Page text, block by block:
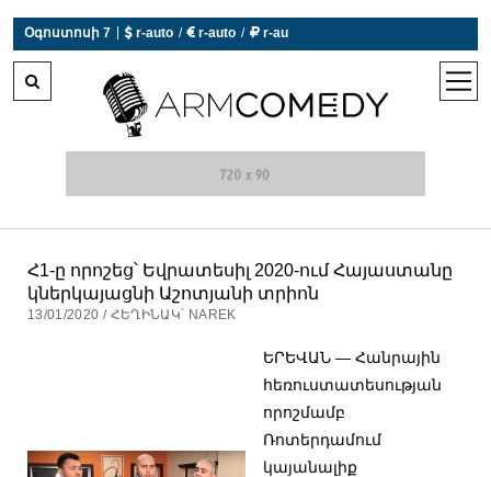
Օգոստոսի 7  r-auto /  r-auto /  r-au
open
Հ1-ը որոշեց՝ Եվրատեսիլ 2020-ում Հայաստանը
կներկայացնի Աշոտյանի տրիոն
13/01/2020 / ՀԵՂԻՆԱԿ՝ NAREK
ԵՐԵՎԱՆ — Հանրային
հեռուստատեսության
որոշմամբ
Ռոտերդամում
կայանալիք